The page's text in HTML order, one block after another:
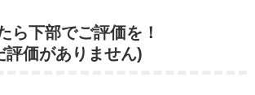
ら下部でご評価を！
評価がありません)